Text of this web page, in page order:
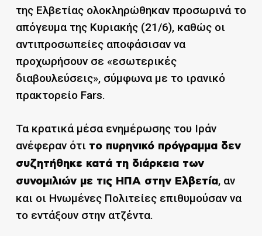
της Ελβετίας ολοκληρώθηκαν προσωρινά το
απόγευμα της Κυριακής (21/6), καθώς οι
αντιπροσωπείες αποφάσισαν να
προχωρήσουν σε «εσωτερικές
διαβουλεύσεις», σύμφωνα με το ιρανικό
πρακτορείο Fars.
Τα κρατικά μέσα ενημέρωσης του Ιράν
ανέφεραν ότι το πυρηνικό πρόγραμμα δεν
συζητήθηκε κατά τη διάρκεια των
συνομιλιών με τις ΗΠΑ στην Ελβετία, αν
και οι Ηνωμένες Πολιτείες επιθυμούσαν να
το εντάξουν στην ατζέντα.